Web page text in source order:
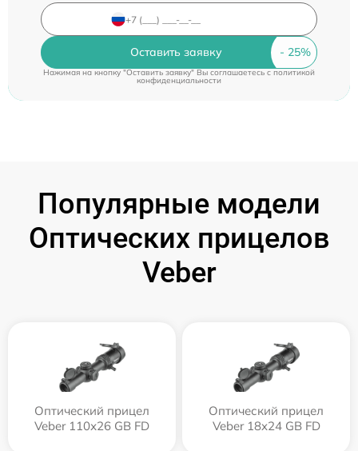
Оставить заявку
Нажимая на кнопку "Оставить заявку" Вы соглашаетесь c политикой
конфиденциальности
Популярные модели
Оптических прицелов
Veber
Оптический прицел
Veber 110х26 GB FD
Оптический прицел
Veber 18x24 GB FD